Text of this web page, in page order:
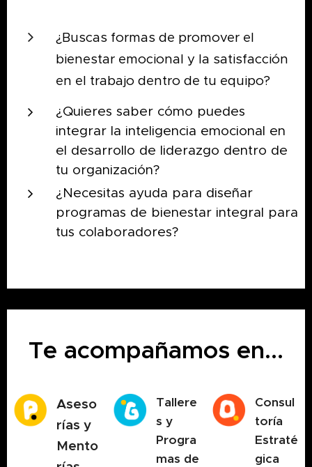
¿Buscas formas de promover el
bienestar emocional y la satisfacción
en el trabajo dentro de tu equipo?
¿Quieres saber cómo puedes
integrar la inteligencia emocional en
el desarrollo de liderazgo dentro de
tu organización?
¿Necesitas ayuda para diseñar
programas de bienestar integral para
tus colaboradores?
Te acompañamos en...
Aseso
rías y
Mento
Tallere
s y
Progra
mas de
Consul
toría
Estraté
gica